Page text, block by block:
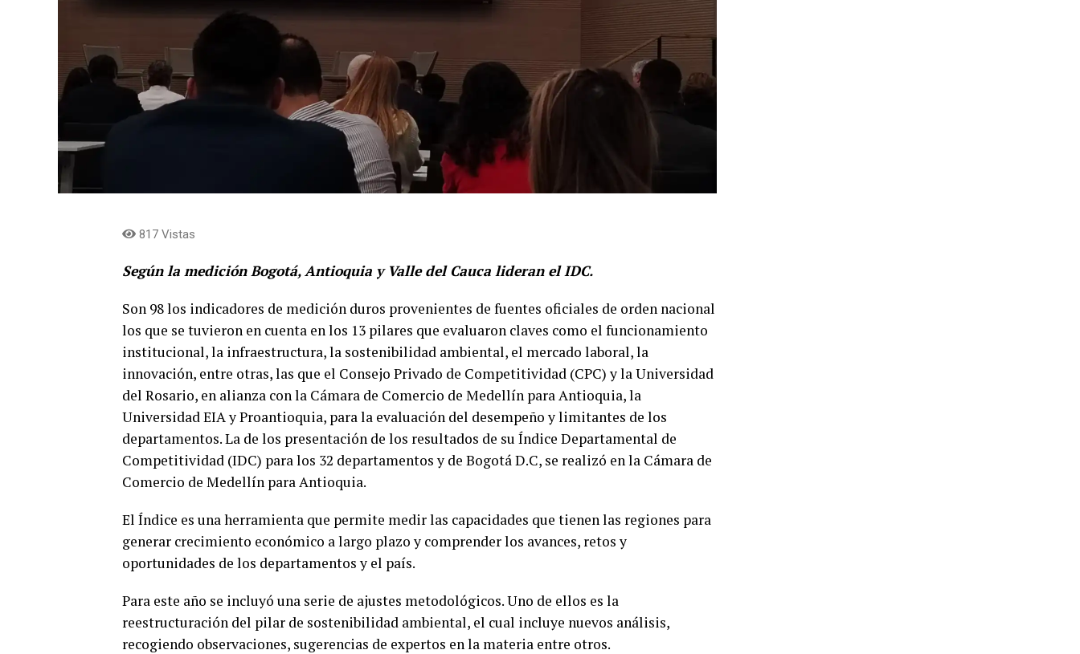
817 Vistas
Según la medición Bogotá, Antioquia y Valle del Cauca lideran el IDC.
Son 98 los indicadores de medición duros provenientes de fuentes oficiales de orden nacional
los que se tuvieron en cuenta en los 13 pilares que evaluaron claves como el funcionamiento
institucional, la infraestructura, la sostenibilidad ambiental, el mercado laboral, la
innovación, entre otras, las que el Consejo Privado de Competitividad (CPC) y la Universidad
del Rosario, en alianza con la Cámara de Comercio de Medellín para Antioquia, la
Universidad EIA y Proantioquia, para la evaluación del desempeño y limitantes de los
departamentos. La de los presentación de los resultados de su Índice Departamental de
Competitividad (IDC) para los 32 departamentos y de Bogotá D.C, se realizó en la Cámara de
Comercio de Medellín para Antioquia.
El Índice es una herramienta que permite medir las capacidades que tienen las regiones para
generar crecimiento económico a largo plazo y comprender los avances, retos y
oportunidades de los departamentos y el país.
Para este año se incluyó una serie de ajustes metodológicos. Uno de ellos es la
reestructuración del pilar de sostenibilidad ambiental, el cual incluye nuevos análisis,
recogiendo observaciones, sugerencias de expertos en la materia entre otros.